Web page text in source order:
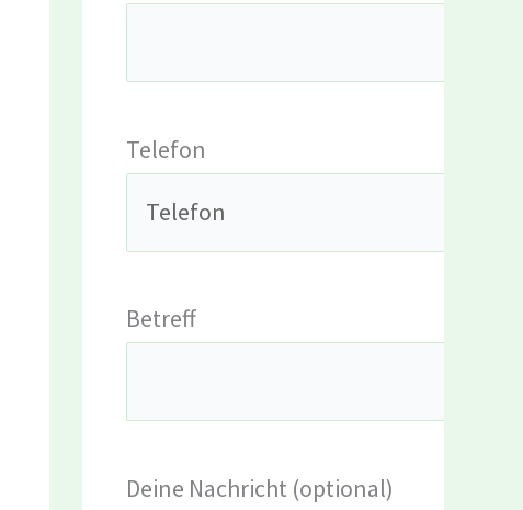
Telefon
Betreff
Deine Nachricht (optional)